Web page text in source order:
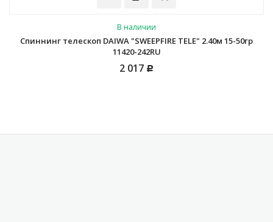
В наличии
Спиннинг телескоп DAIWA "SWEEPFIRE TELE" 2.40м 15-50гр
11420-242RU
2 017 Р